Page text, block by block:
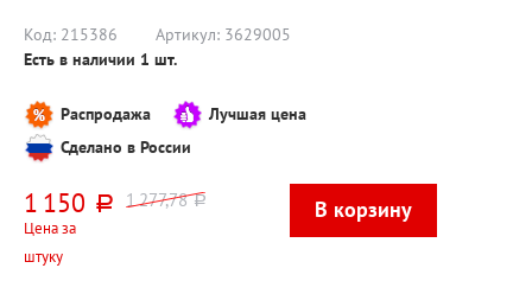
Код: 215386 Артикул: 3629005
Есть в наличии 1 шт.
Распродажа
Лучшая цена
Сделано в России
1 150 руб. 1 277,78 руб.
Цена за
штуку